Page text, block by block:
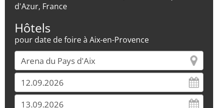
d'Azur, France
Hôtels
pour date de foire à Aix-en-Provence